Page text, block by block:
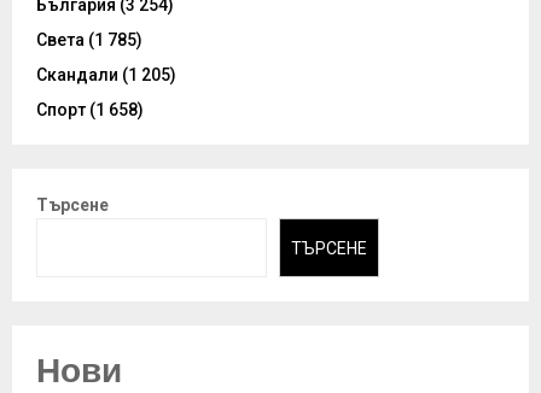
България (3 254)
Света (1 785)
Скандали (1 205)
Спорт (1 658)
Търсене
ТЪРСЕНЕ
Нови